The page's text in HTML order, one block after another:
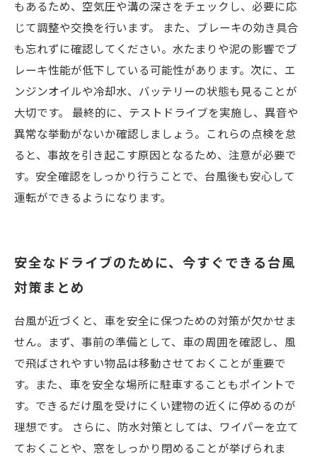
もあるため、空気圧や溝の深さをチェックし、必要に応
じて調整や交換を行います。 また、ブレーキの効き具合
も忘れずに確認してください。水たまりや泥の影響でブ
レーキ性能が低下している可能性があります。次に、エ
ンジンオイルや冷却水、バッテリーの状態も見ることが
大切です。 最終的に、テストドライブを実施し、異音や
異常な挙動がないか確認しましょう。これらの点検を怠
ると、事故を引き起こす原因となるため、注意が必要で
す。安全確認をしっかり行うことで、台風後も安心して
運転ができるようになります。
安全なドライブのために、今すぐできる台風
対策まとめ
台風が近づくと、車を安全に保つための対策が欠かせま
せん。まず、事前の準備として、車の周囲を確認し、風
で飛ばされやすい物品は移動させておくことが重要で
す。また、車を安全な場所に駐車することもポイントで
す。できるだけ風を受けにくい建物の近くに停めるのが
理想です。 さらに、防水対策としては、ワイパーを立て
ておくことや、窓をしっかり閉めることが挙げられま